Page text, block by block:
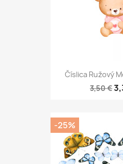
Číslica Ružový
3,50 €
-25%